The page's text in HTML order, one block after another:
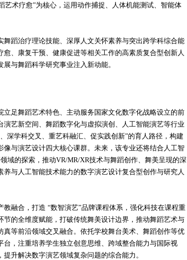
艺术疗愈”为核心，运用动作捕捉、人体机能测试、智能体
蹈治疗理论技能、深厚人文关怀素养与突出跨学科综合能
愈、康复干预、健康促进等相关工作的高素质复合型创新人
与舞蹈科学研究事业注入新动能。
足舞蹈艺术特色、主动服务国家文化数字化战略设立的前
演艺新空间、舞蹈数字化与虚拟演创、人工智能演艺等行业
深学科交叉、重艺科融汇、促实践创新”的育人路径，构建
像与演艺设计四大核心课群。未来，该专业还将结合人工智
域的探索，推动VR/MR/XR技术与舞蹈创作、舞美呈现的深
养与人工智能技术能力的数字演艺设计复合型创作与研究人
融合，打造 “数智演艺”品牌课程体系，强化科技在课程重
节的全维度赋能，打破传统舞美设计边界，推动舞蹈艺术与
真等前沿领域交叉融合。依托学校舞台美术、舞蹈创作等优
台，注重培养学生独立创意思维、跨域整合能力与国际视
升解决数字演艺领域复杂问题的综合能力。